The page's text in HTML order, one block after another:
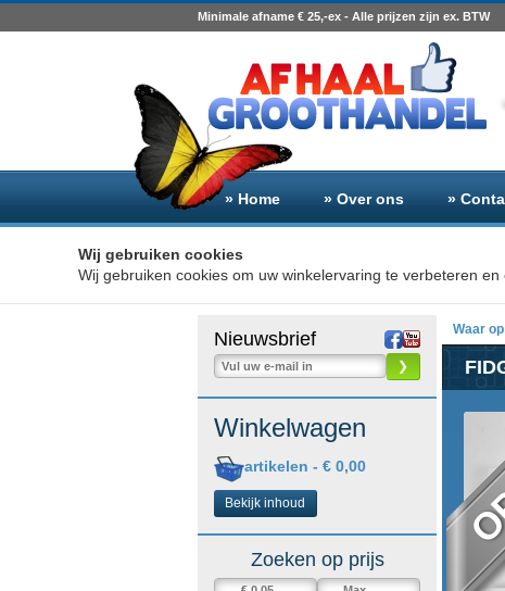
Minimale afname € 25,-ex - Alle prijzen zijn ex. BTW
» Home » Over ons »
Wij gebruiken cookies
Wij gebruiken cookies om uw winkelervaring te verbeteren
Nieuwsbrief
❯
Winkelwagen
artikelen - € 0,00
Bekijk inhoud
Zoeken op prijs
Waar